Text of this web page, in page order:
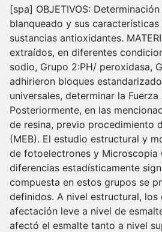
[spa] OBJETIVOS:
blanqueado y sus
sustancias antioxidantes.
extraídos, en diferentes
sodio, Grupo 2:PH/ peroxidasa,
adhirieron bloques
universales, determinar la
Posteriormente, en las
de resina, previo procedimiento
(MEB). El estudio estructural y
de fotoelectrones y Microscopia
diferencias estadísticamente
compuesta en estos grupos se
definidos. A nivel estructural,
afectación leve a nivel de
afectó el esmalte tanto a nivel